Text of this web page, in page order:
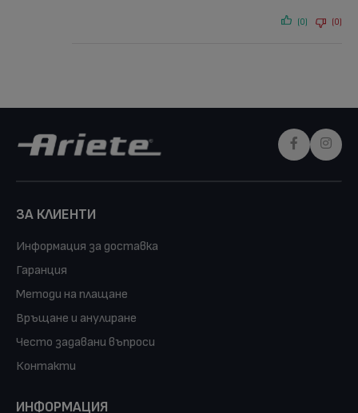
(0) (0)
ЗА КЛИЕНТИ
Информация за доставка
Гаранция
Методи на плащане
Връщане и анулиране
Често задавани въпроси
Контакти
ИНФОРМАЦИЯ